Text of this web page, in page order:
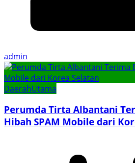
admin
DaerahUtama
Perumda Tirta Albantani
Hibah SPAM Mobile dari